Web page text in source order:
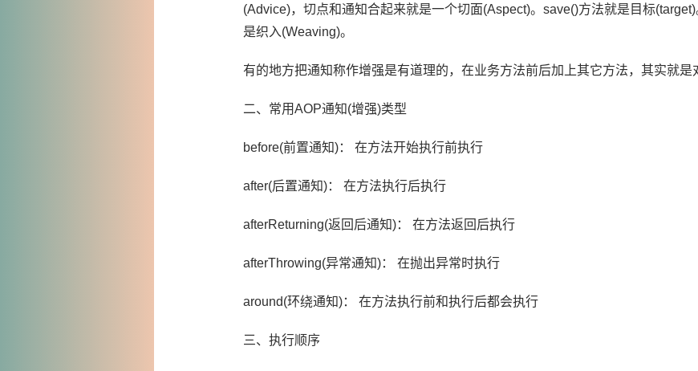
(Advice)，切点和通知合起来就是一个切面(Aspect)。save()方法就是目标
是织入(Weaving)。
有的地方把通知称作增强是有道理的，在业务方法前后加上其它方法，其实就是
二、常用AOP通知(增强)类型
before(前置通知)： 在方法开始执行前执行
after(后置通知)： 在方法执行后执行
afterReturning(返回后通知)： 在方法返回后执行
afterThrowing(异常通知)： 在抛出异常时执行
around(环绕通知)： 在方法执行前和执行后都会执行
三、执行顺序